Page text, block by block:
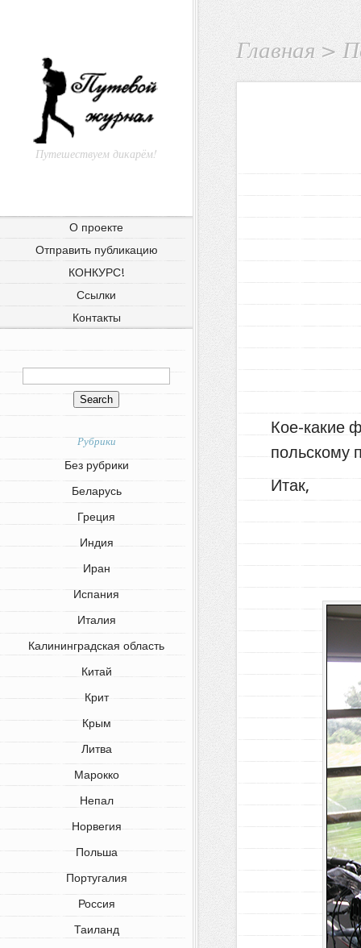
Путешествуем дикарём!
О проекте
Отправить публикацию
КОНКУРС!
Ссылки
Контакты
Рубрики
Без рубрики
Беларусь
Греция
Индия
Иран
Испания
Италия
Калининградская область
Китай
Крит
Крым
Литва
Марокко
Непал
Норвегия
Польша
Португалия
Россия
Таиланд
Главная >
Кое-какие
польскому
Итак,